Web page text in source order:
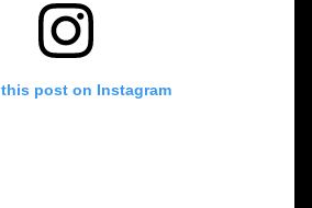
post on Instagram